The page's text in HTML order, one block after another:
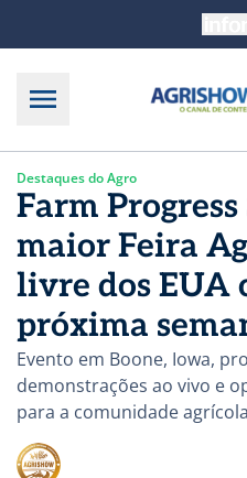
Destaques do Agro
Farm
maior Feira
livre dos EUA
próxima
Evento em Boone, Iowa,
demonstrações ao vivo e
para a comunidade